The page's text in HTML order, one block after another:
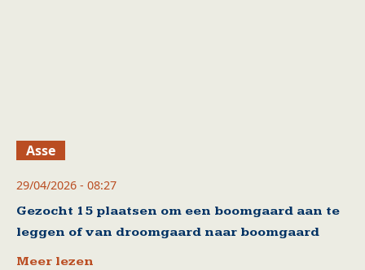
Asse
29/04/2026 - 08:27
Gezocht 15 plaatsen om een boomgaard aan te
leggen of van droomgaard naar boomgaard
Meer lezen